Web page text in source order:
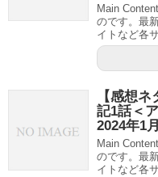
Main
のです。最
イトなど各
【感想
記1話＜
2024年1
Main
のです。最
イトなど各